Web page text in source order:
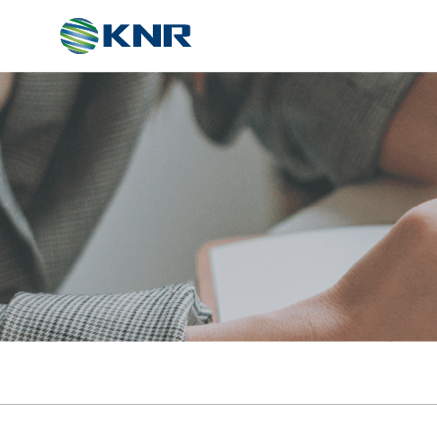
파트너
오시는길